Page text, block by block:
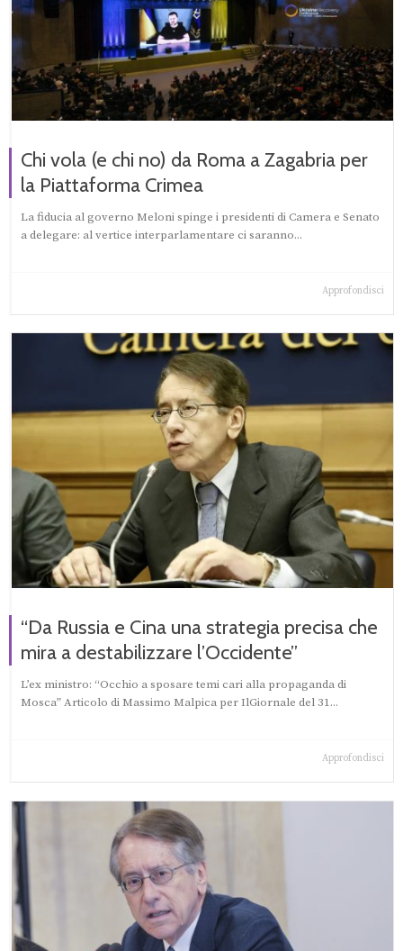
Chi vola (e chi no) da Roma a Zagabria per
la Piattaforma Crimea
La fiducia al governo Meloni spinge i presidenti di Camera e Senato
a delegare: al vertice interparlamentare ci saranno...
Approfondisci
“Da Russia e Cina una strategia precisa che
mira a destabilizzare l’Occidente”
L’ex ministro: “Occhio a sposare temi cari alla propaganda di
Mosca” Articolo di Massimo Malpica per IlGiornale del 31...
Approfondisci